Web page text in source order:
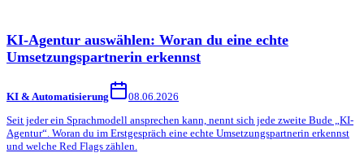
KI-Agentur auswählen: Woran du eine echte
Umsetzungspartnerin erkennst
KI & Automatisierung
08.06.2026
Seit jeder ein Sprachmodell ansprechen kann, nennt sich jede zweite Bude „KI-
Agentur“. Woran du im Erstgespräch eine echte Umsetzungspartnerin erkennst
und welche Red Flags zählen.